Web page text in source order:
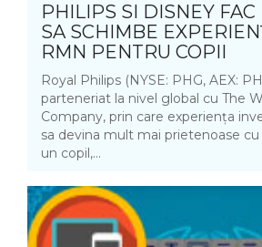
PHILIPS SI DISNEY FAC
SA SCHIMBE
RMN PENTRU COPII
Royal Philips (NYSE: PHG, AEX:
parteneriat la nivel global cu The
Company, prin care experiența
sa devina mult mai prietenoase
un copil,...